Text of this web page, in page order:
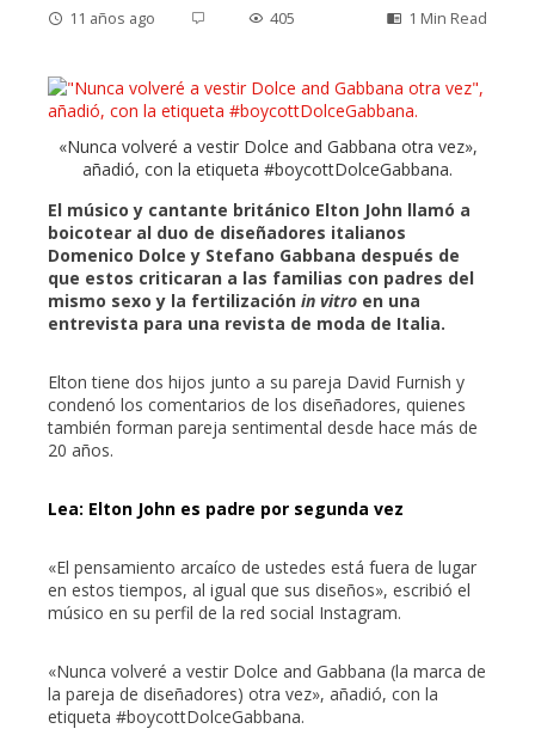
11 años ago 405 1 Min Read
«Nunca volveré a vestir Dolce and Gabbana otra vez»,
añadió, con la etiqueta #boycottDolceGabbana.
El músico y cantante británico Elton John llamó a
boicotear al duo de diseñadores italianos
Domenico Dolce y Stefano Gabbana después de
que estos criticaran a las familias con padres del
mismo sexo y la fertilización in vitro en una
entrevista para una revista de moda de Italia.
Elton tiene dos hijos junto a su pareja David Furnish y
condenó los comentarios de los diseñadores, quienes
también forman pareja sentimental desde hace más de
20 años.
Lea: Elton John es padre por segunda vez
«El pensamiento arcaíco de ustedes está fuera de lugar
en estos tiempos, al igual que sus diseños», escribió el
músico en su perfil de la red social Instagram.
«Nunca volveré a vestir Dolce and Gabbana (la marca de
la pareja de diseñadores) otra vez», añadió, con la
etiqueta #boycottDolceGabbana.